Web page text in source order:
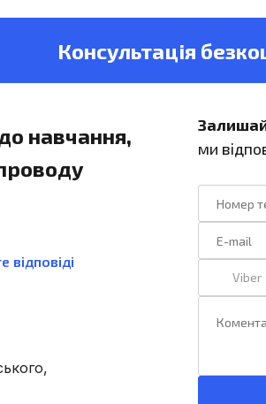
Консультація
навчання,
відповіді
ми
Viber